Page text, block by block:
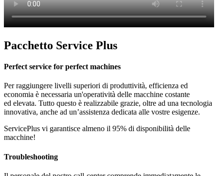
Pacchetto Service Plus
Perfect service for perfect machines
Per raggiungere livelli superiori di produttività, efficienza ed
economia è necessaria un'operatività delle macchine costante
ed elevata. Tutto questo è realizzabile grazie, oltre ad una tecnologia
innovativa, anche ad un’assistenza dedicata alle vostre esigenze.
ServicePlus vi garantisce almeno il 95% di disponibilità delle
macchine!
Troubleshooting